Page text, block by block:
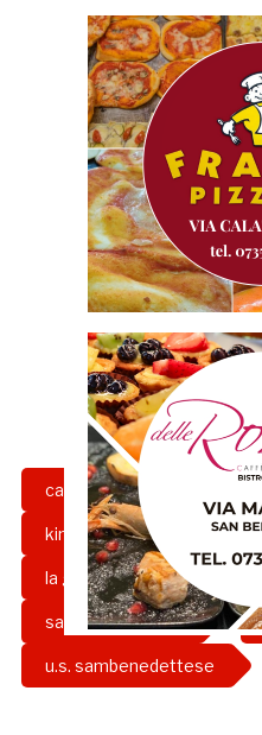
calcio
king samb soccer cup
la gazzetta rossoblu
sambenedettese
u.s. sambenedettese